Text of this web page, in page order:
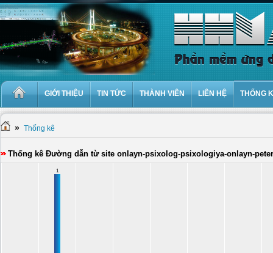
GIỚI THIỆU TIN TỨC THÀNH VIÊN LIÊN HỆ THỐNG
» Thống kê
Thống kê Đường dẫn từ site onlayn-psixolog-psixologiya-onlayn-
1